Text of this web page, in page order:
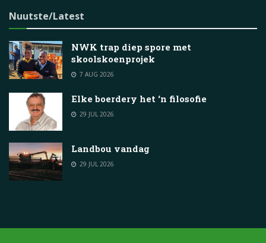
Nuutste/Latest
NWK trap diep spore met
skoolskoenprojek
7 AUG 2026
Elke boerdery het ‘n filosofie
29 JUL 2026
Landbou vandag
29 JUL 2026